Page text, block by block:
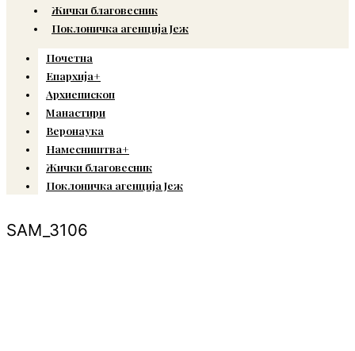
Жички благовесник
Поклоничка агенција Јеж
Почетна
Епархија+
Архиепископ
Манастири
Веронаука
Намесништва+
Жички благовесник
Поклоничка агенција Јеж
SAM_3106